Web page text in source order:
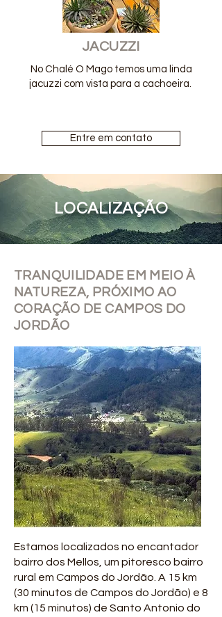
JACUZZI
No Chalé O Mago temos uma linda
jacuzzi com vista para a cachoeira.
Entre em contato
LOCALIZAÇÃO
TRANQUILIDADE EM MEIO À
NATUREZA, PRÓXIMO AO
CORAÇÃO DE CAMPOS DO
JORDÃO
Estamos localizados no encantador
bairro dos Mellos, um pitoresco bairro
rural em Campos do Jordão. A 15 km
(30 minutos de Campos do Jordão) e 8
km (15 minutos) de Santo Antonio do